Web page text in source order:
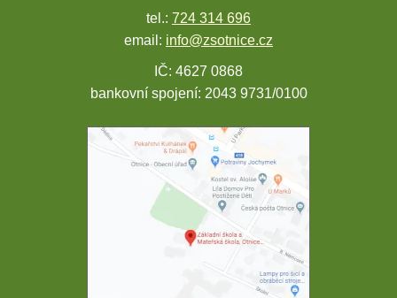
tel.: 724 314 696
email: info@zsotnice.cz
IČ: 4627 0868
bankovní spojení: 2043 9731/0100